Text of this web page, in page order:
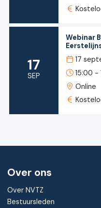
17
SEP
Webinar
17
15:00 -
Online
Over ons
Over NVTZ
Bestuursleden